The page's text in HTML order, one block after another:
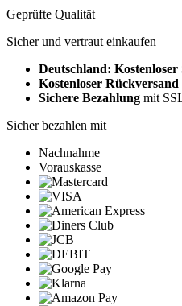
Geprüfte Qualität
Sicher und vertraut einkaufen
Deutschland:
Kostenloser Rückversand
Sichere Bezahlung mit
Sicher bezahlen mit
Nachnahme
Vorauskasse